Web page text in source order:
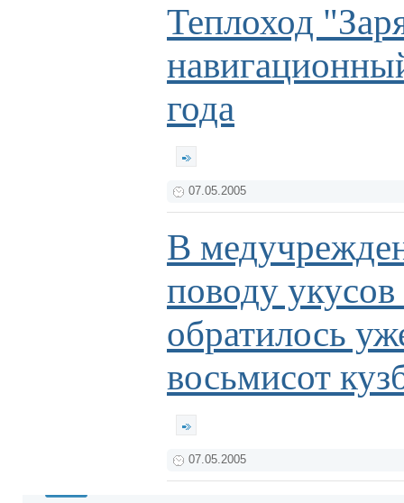
Теплоход
года
07.05.2005
В
поводу
обратилось
восьмисот
07.05.2005